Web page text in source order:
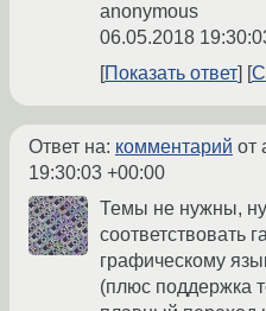
anonymous
06.05.2018
Показать ответ
Ответ на: комментарий от
19:30:03 +00:00
Темы не нужны,
соответствовать
графическому
(плюс поддержка